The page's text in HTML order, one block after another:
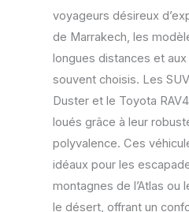
voyageurs désireux
de Marrakech, les
longues distances et
souvent choisis. Les
Duster et le Toyota
loués grâce à leur
polyvalence. Ces
idéaux pour les
montagnes de l’Atlas ou
le désert, offrant un